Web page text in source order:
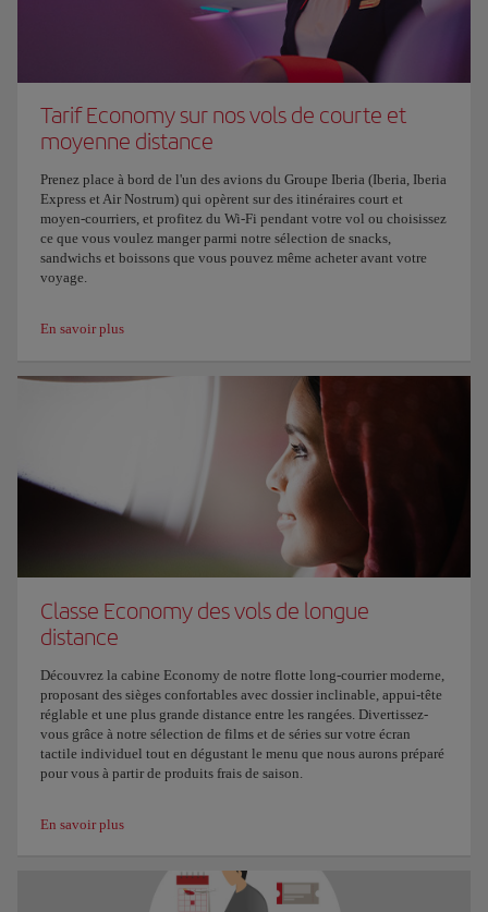
Tarif Economy sur nos vols de courte et
moyenne distance
Prenez place à bord de l'un des avions du Groupe Iberia (Iberia, Iberia
Express et Air Nostrum) qui opèrent sur des itinéraires court et
moyen-courriers, et profitez du Wi-Fi pendant votre vol ou choisissez
ce que vous voulez manger parmi notre sélection de snacks,
sandwichs et boissons que vous pouvez même acheter avant votre
voyage.
En savoir plus
Classe Economy des vols de longue
distance
Découvrez la cabine Economy de notre flotte long-courrier moderne,
proposant des sièges confortables avec dossier inclinable, appui-tête
réglable et une plus grande distance entre les rangées. Divertissez-
vous grâce à notre sélection de films et de séries sur votre écran
tactile individuel tout en dégustant le menu que nous aurons préparé
pour vous à partir de produits frais de saison.
En savoir plus